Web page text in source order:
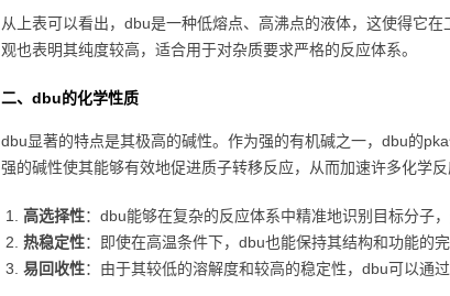
从上表可以看出，dbu是一种低熔点、高沸点的液体，这使得它
观也表明其纯度较高，适合用于对杂质要求严格的反应体系。
二、dbu的化学性质
dbu显著的特点是其极高的碱性。作为强的有机碱之一，dbu的
强的碱性使其能够有效地促进质子转移反应，从而加速许多化学
高选择性：dbu能够在复杂的反应体系中精准地识别目标分子，
热稳定性：即使在高温条件下，dbu也能保持其结构和功能的完
易回收性：由于其较低的溶解度和较高的稳定性，dbu可以通